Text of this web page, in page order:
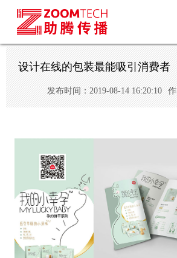
设计在线的包装最能吸引消费者
发布时间：2019-08-14 16:20:10